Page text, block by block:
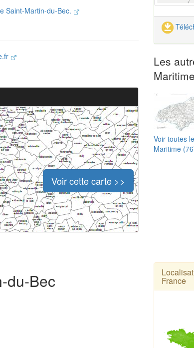
Saint-Martin-du-Bec.
Voir cette carte >>
Les
Maritime
Voir toutes
Maritime
du-Bec France